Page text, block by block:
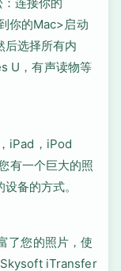
你的Mac>启动
选择所有内
U，有声读物等
iPad，iPod
有一个巨大的照
备的方式。
了您的照片，使
iTransfer